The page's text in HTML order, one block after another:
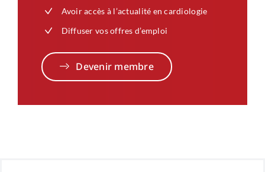
Avoir accès à l’actualité en cardiologie
Diffuser vos offres d’emploi
Devenir membre